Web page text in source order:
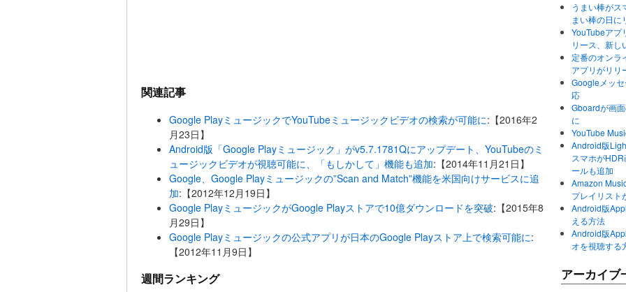
関連記事
Google PlayミュージックでYouTubeミュージックビデオの検索が可能に:【2016年2
月23日】
Android版「Google Playミュージック」がv5.7.1781Qにアップデート、YouTubeのミ
ュージックビデオが視聴可能に、「もしかして」機能も追加:【2014年11月21日】
Google、Google Playミュージックの”Scan and Match”機能を米国向けサービスに追
加:【2012年12月19日】
Google PlayミュージックがGoogle Playストアで10億ダウンロードを突破:【2015年8
月29日】
Google Playミュージックの公式アプリが日本のGoogle Playストア上で検索可能に:
【2012年11月9日】
週間ランキング
うまい棒がス
まい棒の日に
YouTubeアプ
リース、新し
定番のオンラ
アプリがリリ
Googleメッ
応
Gboardが画
に
YouTube
Android版
スマホが
ールも追加
Amazon
プレイリスト
Android版
える方法
Android版
オを視聴する
アーカイブ